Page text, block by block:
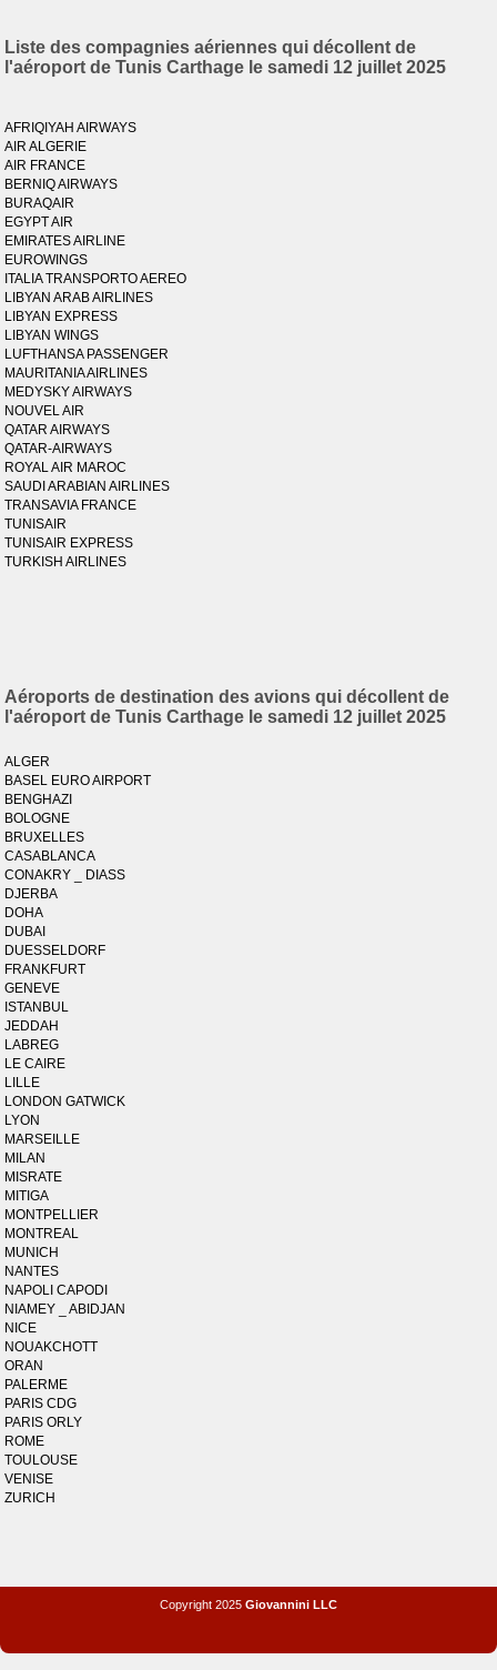
Liste des compagnies aériennes qui décollent de
l'aéroport de Tunis Carthage le samedi 12 juillet 2025
AFRIQIYAH AIRWAYS
AIR ALGERIE
AIR FRANCE
BERNIQ AIRWAYS
BURAQAIR
EGYPT AIR
EMIRATES AIRLINE
EUROWINGS
ITALIA TRANSPORTO AEREO
LIBYAN ARAB AIRLINES
LIBYAN EXPRESS
LIBYAN WINGS
LUFTHANSA PASSENGER
MAURITANIA AIRLINES
MEDYSKY AIRWAYS
NOUVEL AIR
QATAR AIRWAYS
QATAR-AIRWAYS
ROYAL AIR MAROC
SAUDI ARABIAN AIRLINES
TRANSAVIA FRANCE
TUNISAIR
TUNISAIR EXPRESS
TURKISH AIRLINES
Aéroports de destination des avions qui décollent de
l'aéroport de Tunis Carthage le samedi 12 juillet 2025
ALGER
BASEL EURO AIRPORT
BENGHAZI
BOLOGNE
BRUXELLES
CASABLANCA
CONAKRY _ DIASS
DJERBA
DOHA
DUBAI
DUESSELDORF
FRANKFURT
GENEVE
ISTANBUL
JEDDAH
LABREG
LE CAIRE
LILLE
LONDON GATWICK
LYON
MARSEILLE
MILAN
MISRATE
MITIGA
MONTPELLIER
MONTREAL
MUNICH
NANTES
NAPOLI CAPODI
NIAMEY _ ABIDJAN
NICE
NOUAKCHOTT
ORAN
PALERME
PARIS CDG
PARIS ORLY
ROME
TOULOUSE
VENISE
ZURICH
Copyright 2025 Giovannini LLC